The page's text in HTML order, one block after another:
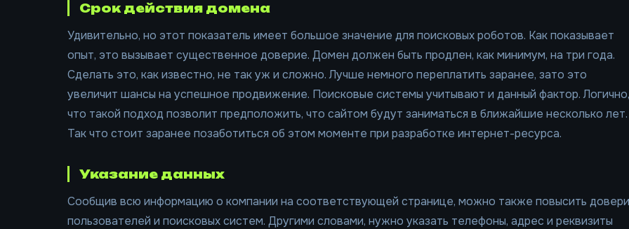
Срок действия домена
Удивительно, но этот показатель имеет большое значение для поисковых роботов. Как показывает
опыт, это вызывает существенное доверие. Домен должен быть продлен, как минимум, на три года.
Сделать это, как известно, не так уж и сложно. Лучше немного переплатить заранее, зато это
увеличит шансы на успешное продвижение. Поисковые системы учитывают и данный фактор. Логично,
что такой подход позволит предположить, что сайтом будут заниматься в ближайшие несколько лет.
Так что стоит заранее позаботиться об этом моменте при разработке интернет-ресурса.
Указание данных
Сообщив всю информацию о компании на соответствующей странице, можно также повысить
пользователей и поисковых систем. Другими словами, нужно указать телефоны, адрес и реквизиты